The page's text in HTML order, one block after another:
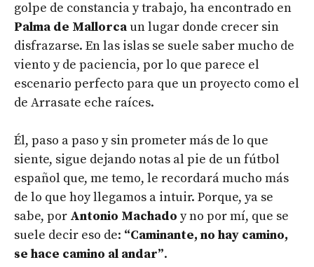
golpe de constancia y trabajo, ha encontrado en
Palma de Mallorca un lugar donde crecer sin
disfrazarse. En las islas se suele saber mucho de
viento y de paciencia, por lo que parece el
escenario perfecto para que un proyecto como el
de Arrasate eche raíces.
Él, paso a paso y sin prometer más de lo que
siente, sigue dejando notas al pie de un fútbol
español que, me temo, le recordará mucho más
de lo que hoy llegamos a intuir. Porque, ya se
sabe, por Antonio Machado y no por mí, que se
suele decir eso de: “Caminante, no hay camino,
se hace camino al andar”.